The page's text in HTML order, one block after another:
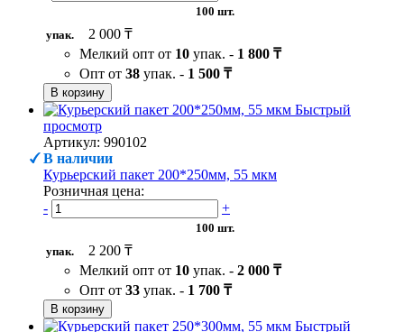
100 шт.
упак.
2 000 ₸
Мелкий опт от 10 упак. - 1 800 ₸
Опт от 38 упак. - 1 500 ₸
В корзину
Быстрый
просмотр
Артикул: 990102
В наличии
Курьерский пакет 200*250мм, 55 мкм
Розничная цена:
-
+
100 шт.
упак.
2 200 ₸
Мелкий опт от 10 упак. - 2 000 ₸
Опт от 33 упак. - 1 700 ₸
В корзину
Быстрый